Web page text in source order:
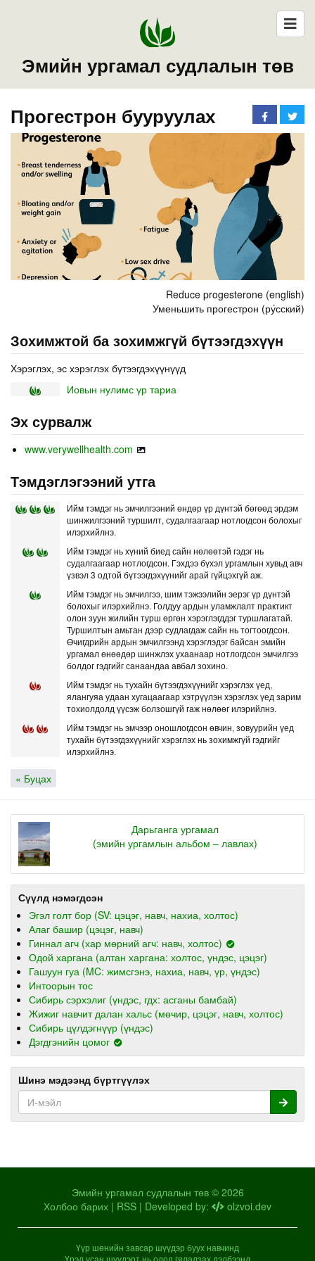
Эмийн ургамал судлалын төв
Прогестрон бууруулах
Reduce progesterone (english)
Уменьшить прогестрон (ру́сский)
Зохимжтой ба зохимжгүй бүтээгдэхүүн
Хэрэглэх, эс хэрэглэх бүтээгдэхүүнүүд
Иовын нулимс үр тариа
Эх сурвалж
www.verywellhealth.com
Тэмдэглэгээний утга
Ийм тэмдэг нь эмчилгээний өндөр үр дүнтэй бөгөөд эрдэм
шинжилгээний туршилт, судалгаагаар нотлогдсон болохыг
илэрхийлнэ.
Ийм тэмдэг нь хүний биед сайн нөлөөтэй гэдэг нь
судалгаагаар нотлогдсон. Гэхдээ бүхэл ургамлын хувьд авч
үзвэл 3 одтой бүтээгдэхүүнийг арай гүйцэхгүй аж.
Ийм тэмдэг нь эмчилгээ, шим тэжээлийн эерэг үр дүнтэй
болохыг илэрхийлнэ. Голдуу ардын уламжлалт практикт
олон зуун жилийн турш өргөн хэрэглэгддэг туршлагатай.
Туршилтын амьтан дээр судлагдаж сайн нь тогтоогдсон.
Өчигдрийн ардын эмчилгээнд хэрэглэдэг байсан эмийн
ургамал өнөөдөр шинжлэх ухаанаар нотлогдсон эмчилгээ
болдог гэдгийг санаандаа авбал зохино.
Ийм тэмдэг нь тухайн бүтээгдэхүүнийг хэрэглэх үед,
ялангуяа удаан хугацаагаар хэтрүүлэн хэрэглэх үед зарим
тохиолдолд үүсэж болзошгүй гаж нөлөөг илэрийлнэ.
Ийм тэмдэг нь эмчээр оношлогдсон өвчин, зовуурийн үед
тухайн бүтээгдэхүүнийг хэрэглэх нь зохимжгүй гэдгийг
илэрхийлнэ.
« Буцах
Дарьганга ургамал
(эмийн ургамлын альбом – лавлах)
Сүүлд нэмэгдсэн
Эгэл голт бор (SV: цэцэг, навч, нахиа, холтос)
Алаг башир (цэцэг, навч)
Гиннал агч (хар мөрний агч: навч, холтос)
Одой харгана (алтан харгана: холтос, үндэс, цэцэг)
Гашуун гуа (MC: жимсгэнэ, нахиа, навч, үр, үндэс)
Интоорын тос
Сибирь сэрхэлиг (үндэс, гдх: асганы бамбай)
Жижиг навчит далан хальс (мөчир, цэцэг, навч, холтос)
Сибирь цүлдэгнүүр (үндэс)
Дэгдгэнийн цомог
Шинэ мэдээнд бүртгүүлэх
Эмийн ургамал судлалын төв © 2026
Холбоо барих | RSS | Developed by: olzvoi.dev
Үүр шөнийн завсар шүүдэр буух навчинд